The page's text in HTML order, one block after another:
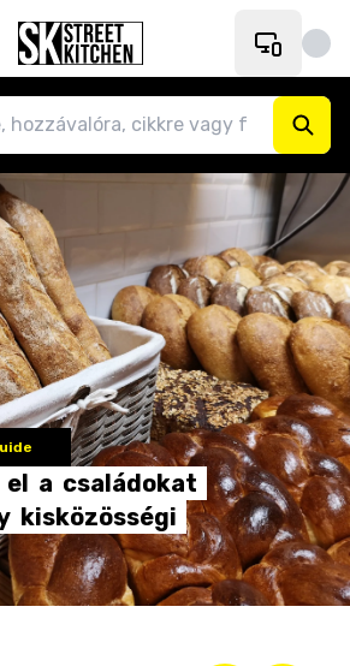
el a családokat
kisközösségi